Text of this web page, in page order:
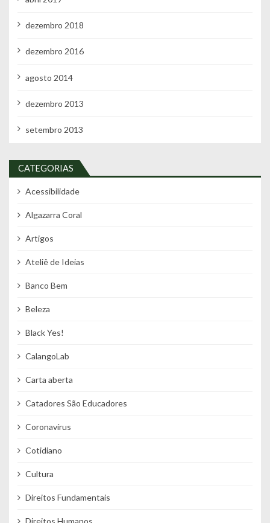
dezembro 2018
dezembro 2016
agosto 2014
dezembro 2013
setembro 2013
CATEGORIAS
Acessibilidade
Algazarra Coral
Artigos
Ateliê de Ideias
Banco Bem
Beleza
Black Yes!
CalangoLab
Carta aberta
Catadores São Educadores
Coronavírus
Cotidiano
Cultura
Direitos Fundamentais
Direitos Humanos